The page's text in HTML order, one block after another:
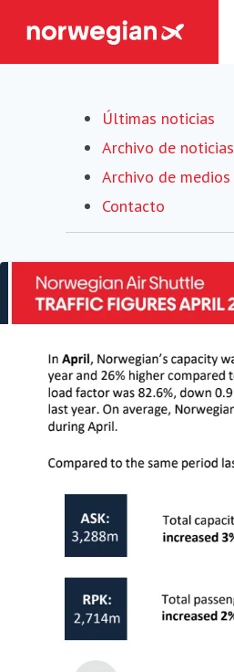
Últimas noticias
Archivo de noticias
Archivo de medios
Contacto